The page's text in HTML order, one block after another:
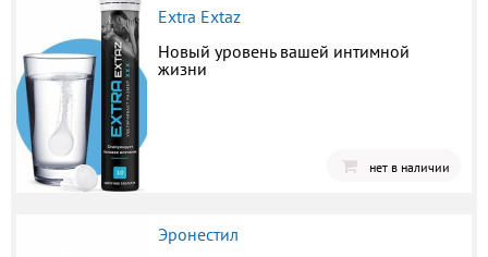
Extra Extaz
Новый уровень вашей интимной
жизни
нет в наличии
Эронестил